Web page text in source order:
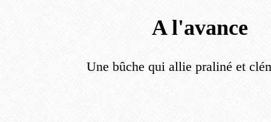
A l'avance
Une bûche qui allie praliné et